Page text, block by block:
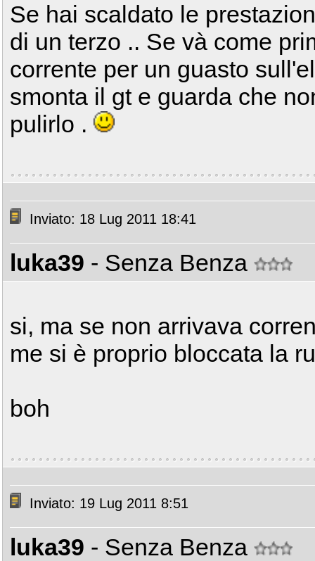
Se hai scaldato le
di un terzo .. Se và come
corrente per un guasto
smonta il gt e guarda che
pulirlo .
Inviato: 18 Lug 2011 18:41
luka39 - Senza Benza
si, ma se non arrivava
me si è proprio bloccata la
boh
Inviato: 19 Lug 2011 8:51
luka39 - Senza Benza